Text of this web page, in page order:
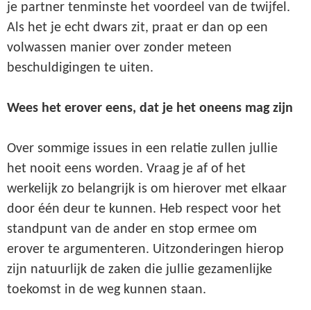
je partner tenminste het voordeel van de twijfel.
Als het je echt dwars zit, praat er dan op een
volwassen manier over zonder meteen
beschuldigingen te uiten.
Wees het erover eens, dat je het oneens mag zijn
Over sommige issues in een relatie zullen jullie
het nooit eens worden. Vraag je af of het
werkelijk zo belangrijk is om hierover met elkaar
door één deur te kunnen. Heb respect voor het
standpunt van de ander en stop ermee om
erover te argumenteren. Uitzonderingen hierop
zijn natuurlijk de zaken die jullie gezamenlijke
toekomst in de weg kunnen staan.